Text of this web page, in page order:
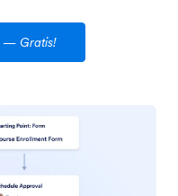
— Gratis!